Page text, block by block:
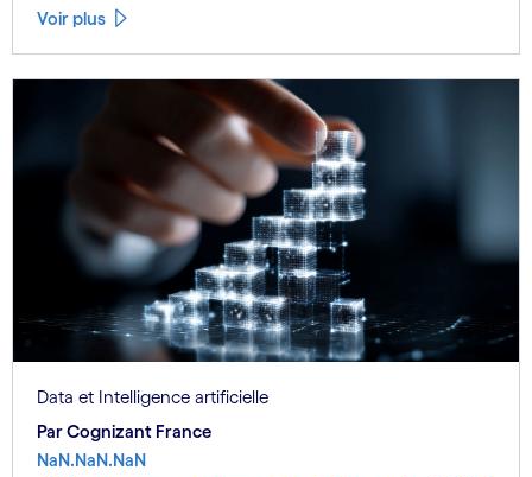
Voir plus
Data et Intelligence artificielle
Par Cognizant France
NaN.NaN.NaN